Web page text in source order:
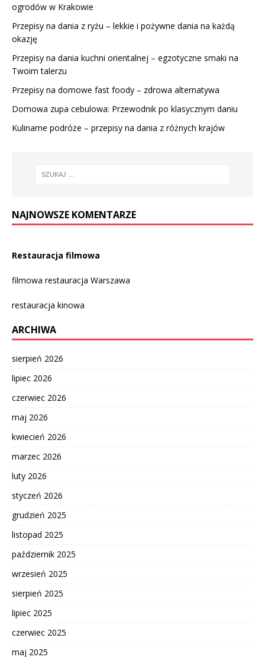
ogrodów w Krakowie
Przepisy na dania z ryżu – lekkie i pożywne dania na każdą
okazję
Przepisy na dania kuchni orientalnej – egzotyczne smaki na
Twoim talerzu
Przepisy na domowe fast foody – zdrowa alternatywa
Domowa zupa cebulowa: Przewodnik po klasycznym daniu
Kulinarne podróże – przepisy na dania z różnych krajów
NAJNOWSZE KOMENTARZE
Restauracja filmowa
filmowa restauracja Warszawa
restauracja kinowa
ARCHIWA
sierpień 2026
lipiec 2026
czerwiec 2026
maj 2026
kwiecień 2026
marzec 2026
luty 2026
styczeń 2026
grudzień 2025
listopad 2025
październik 2025
wrzesień 2025
sierpień 2025
lipiec 2025
czerwiec 2025
maj 2025